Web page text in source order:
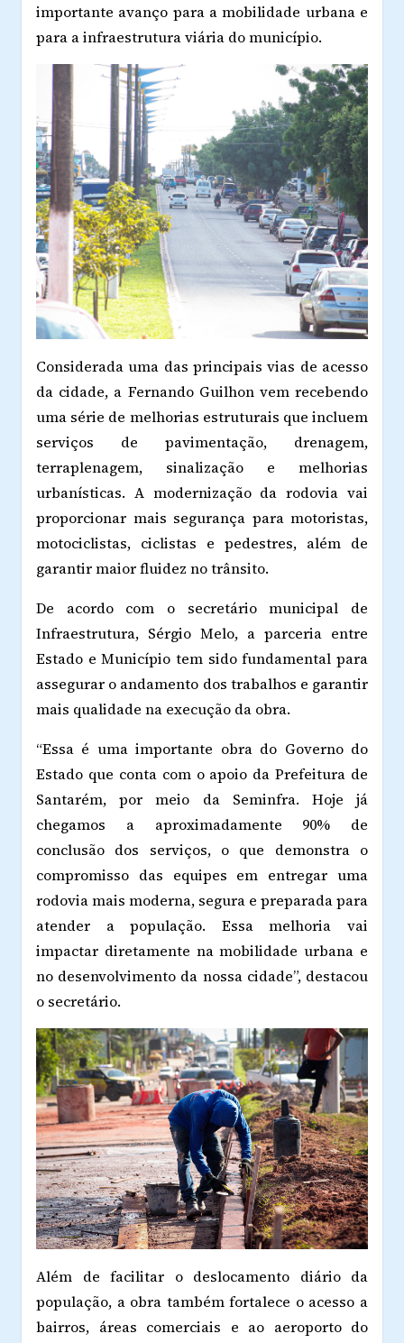
importante avanço para a mobilidade urbana e
para a infraestrutura viária do município.
Considerada uma das principais vias de acesso
da cidade, a Fernando Guilhon vem recebendo
uma série de melhorias estruturais que incluem
serviços de pavimentação, drenagem,
terraplenagem, sinalização e melhorias
urbanísticas. A modernização da rodovia vai
proporcionar mais segurança para motoristas,
motociclistas, ciclistas e pedestres, além de
garantir maior fluidez no trânsito.
De acordo com o secretário municipal de
Infraestrutura, Sérgio Melo, a parceria entre
Estado e Município tem sido fundamental para
assegurar o andamento dos trabalhos e garantir
mais qualidade na execução da obra.
“Essa é uma importante obra do Governo do
Estado que conta com o apoio da Prefeitura de
Santarém, por meio da Seminfra. Hoje já
chegamos a aproximadamente 90% de
conclusão dos serviços, o que demonstra o
compromisso das equipes em entregar uma
rodovia mais moderna, segura e preparada para
atender a população. Essa melhoria vai
impactar diretamente na mobilidade urbana e
no desenvolvimento da nossa cidade”, destacou
o secretário.
Além de facilitar o deslocamento diário da
população, a obra também fortalece o acesso a
bairros, áreas comerciais e ao aeroporto do